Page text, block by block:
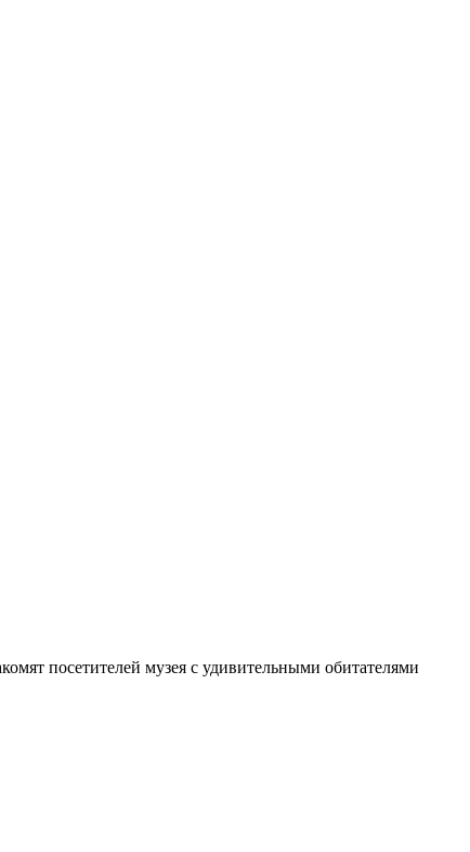
посетителей музея с удивительными обитателями